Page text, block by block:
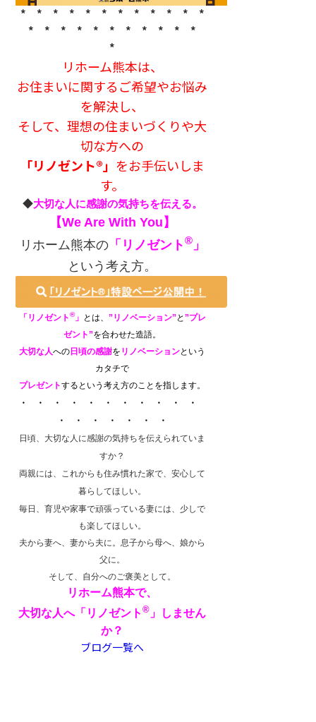
* * * * * * * * * * * *
* * * * * * * * * * *
*
リホーム熊本は、
お住まいに関するご希望やお悩み
を解決し、
そして、理想の住まいづくりや大
切な方への
「リノゼント®」 をお手伝いしま
す。
◆大切な人に感謝の気持ちを伝える。
【We Are With You】
リホーム熊本の「リノゼント®」
という考え方。
「リノゼント®」 とは、 ”リノベーション”と”プレ
ゼント”を合わせた造語。
大切な人への 日頃の感謝を リノベーションという
カタチで
プレゼントするという考え方のことを指します。
・ ・ ・ ・ ・ ・ ・ ・ ・ ・ ・
・ ・ ・ ・ ・ ・ ・
日頃、大切な人に感謝の気持ちを伝えられていま
すか？
両親には、これからも住み慣れた家で、安心して
暮らしてほしい。
毎日、育児や家事で頑張っている妻には、少しで
も楽してほしい。
夫から妻へ、妻から夫に。息子から母へ、娘から
父に。
そして、自分へのご褒美として。
リホーム熊本で、
大切な人へ「リノゼント® 」しません
か？
ブログ一覧へ